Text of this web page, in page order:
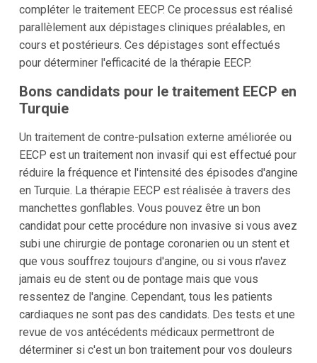
compléter le traitement EECP. Ce processus est réalisé
parallèlement aux dépistages cliniques préalables, en
cours et postérieurs. Ces dépistages sont effectués
pour déterminer l'efficacité de la thérapie EECP.
Bons candidats pour le traitement EECP en
Turquie
Un traitement de contre-pulsation externe améliorée ou
EECP est un traitement non invasif qui est effectué pour
réduire la fréquence et l'intensité des épisodes d'angine
en Turquie. La thérapie EECP est réalisée à travers des
manchettes gonflables. Vous pouvez être un bon
candidat pour cette procédure non invasive si vous avez
subi une chirurgie de pontage coronarien ou un stent et
que vous souffrez toujours d'angine, ou si vous n'avez
jamais eu de stent ou de pontage mais que vous
ressentez de l'angine. Cependant, tous les patients
cardiaques ne sont pas des candidats. Des tests et une
revue de vos antécédents médicaux permettront de
déterminer si c'est un bon traitement pour vos douleurs